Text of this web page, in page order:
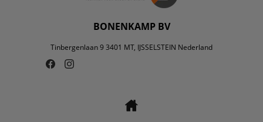
BONENKAMP BV
Tinbergenlaan 9 3401 MT, IJSSELSTEIN Nederland